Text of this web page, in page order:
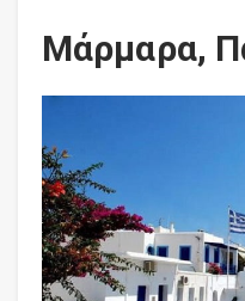
Μάρμαρα,